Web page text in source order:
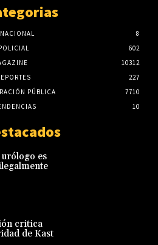
NACIONAL
8
602
10312
227
PÚBLICA
7710
10
es
critica
de Kast